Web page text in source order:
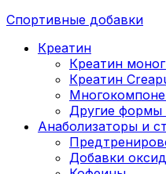
Спортивные добавки
Креатин
Креатин
Креатин
Другие формы
Анаболизаторы и
Добавки